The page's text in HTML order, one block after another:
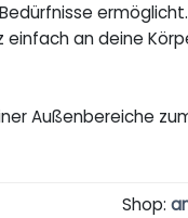
an deine
Außenbereiche
Shop: